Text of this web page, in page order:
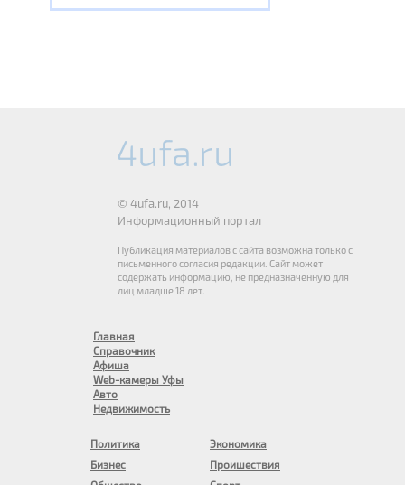
© 4ufa.ru, 2014
Информационный портал
Публикация материалов с сайта возможна только с
письменного согласия редакции. Сайт может
содержать информацию, не предназначенную для
лиц младше 18 лет.
Главная
Справочник
Афиша
Web-камеры Уфы
Авто
Недвижимость
Политика
Бизнес
Экономика
Проишествия